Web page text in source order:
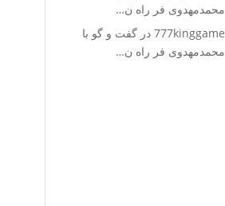
محمدمهدوی فر راه ن…
777kinggame درگفت و گو با
محمدمهدوی فر راه ن…